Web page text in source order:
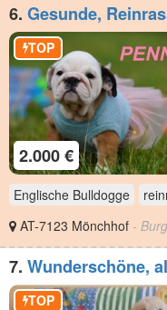
6. Gesunde,
Englische
2.000 €
TOP
Englische Bulldogge
AT-7123 Mönchhof -
7. Wunderschöne,
Golden Retriever
TOP